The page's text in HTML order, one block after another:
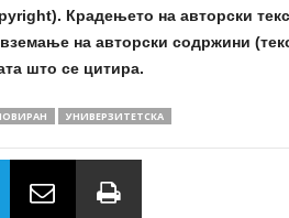
Крадењето на авторски
на авторски содржини
што се цитира.
УНИВЕРЗИТЕТСКА